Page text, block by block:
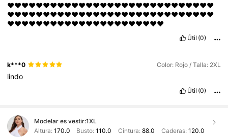
♥️♥️♥️♥️♥️♥️♥️♥️♥️♥️♥️♥️♥️♥️♥️♥️♥️♥️♥️♥️♥️♥️♥️♥️♥️♥️♥️♥️♥️
♥️♥️♥️♥️♥️♥️♥️♥️♥️♥️♥️♥️♥️♥️♥️♥️♥️♥️♥️♥️♥️♥️♥️♥️♥️♥️♥️♥️♥️
♥️♥️♥️♥️♥️♥️♥️♥️♥️♥️♥️♥️♥️♥️♥️♥️♥️♥️♥️♥️♥️♥️
Útil (0)
k***0 Color: Rojo / Talla: 2XL
lindo
Útil (0)
Modelar es vestir:1XL
Altura: 170.0 Busto:110.0 Cintura: 88.0 Caderas: 120.0